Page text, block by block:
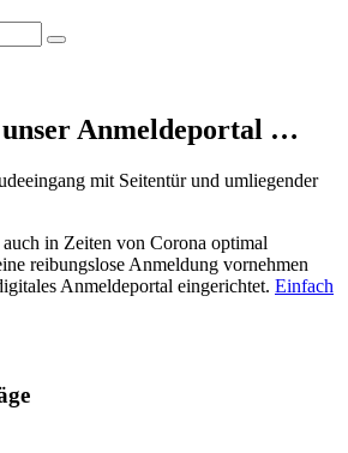
unser Anmeldeportal …
in Zeiten von Corona optimal
reibungslose Anmeldung vornehmen
Anmeldeportal eingerichtet. Einfach